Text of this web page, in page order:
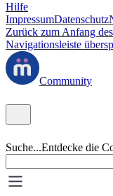
Hilfe
ImpressumDatenschutz
Zurück zum Anfang
Navigationsleiste
Community
Suche...Entdecke die